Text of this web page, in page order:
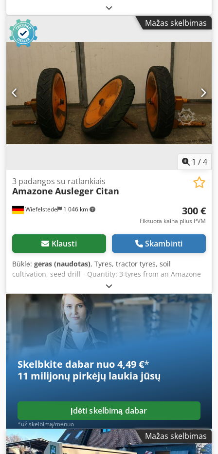
Mažas skelbimas
1 /4
Wiefelstede 1 046 km
3 padangos su ratlankiais
Amazone Ausleger Citan
300 €
Fiksuota kaina plius PVM
Klausti Skambinti
Būklė: geras (naudotas), Tyres, tractor tyres, soil
cultivation, seed drill - Quantity: 3 tyres from an Amazone
seed drill - Tyre size: - Hub: Ø 40 mm Csdpfx Alsb A E
Ufegsha - Dimensions: Ø 750 mm - Total price: for 3 tyres -
Weight: 51 kg each
Skelbkite dabar nuo 4,49 €*
11 milijonų pirkėjų laukia jūsų
Įdėti skelbimą dabar
*už skelbimą/mėnuo
Mažas skelbimas